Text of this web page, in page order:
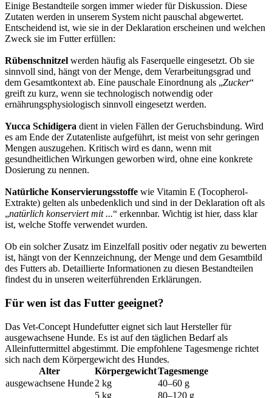
Einige Bestandteile sorgen immer wieder für Diskussion. Diese
Zutaten werden in unserem System nicht pauschal abgewertet.
Entscheidend ist, wie sie in der Deklaration erscheinen und welchen
Zweck sie im Futter erfüllen:
Rübenschnitzel werden häufig als Faserquelle eingesetzt. Ob sie
sinnvoll sind, hängt von der Menge, dem Verarbeitungsgrad und
dem Gesamtkontext ab. Eine pauschale Einordnung als „Zucker“
greift zu kurz, wenn sie technologisch notwendig oder
ernährungsphysiologisch sinnvoll eingesetzt werden.
Yucca Schidigera dient in vielen Fällen der Geruchsbindung. Wird
es am Ende der Zutatenliste aufgeführt, ist meist von sehr geringen
Mengen auszugehen. Kritisch wird es dann, wenn mit
gesundheitlichen Wirkungen geworben wird, ohne eine konkrete
Dosierung zu nennen.
Natürliche Konservierungsstoffe wie Vitamin E (Tocopherol-
Extrakte) gelten als unbedenklich und sind in der Deklaration oft als
„natürlich konserviert mit ...“ erkennbar. Wichtig ist hier, dass klar
ist, welche Stoffe verwendet wurden.
Ob ein solcher Zusatz im Einzelfall positiv oder negativ zu bewerten
ist, hängt von der Kennzeichnung, der Menge und dem Gesamtbild
des Futters ab. Detaillierte Informationen zu diesen Bestandteilen
findest du in unseren weiterführenden Erklärungen.
Für wen ist das Futter geeignet?
Das Vet-Concept Hundefutter eignet sich laut Hersteller für
ausgewachsene Hunde. Es ist auf den täglichen Bedarf als
Alleinfuttermittel abgestimmt. Die empfohlene Tagesmenge richtet
sich nach dem Körpergewicht des Hundes.
Alter
KörpergewichtTagesmenge
ausgewachsene Hunde2 kg
40–60 g
5 kg
80–120 g